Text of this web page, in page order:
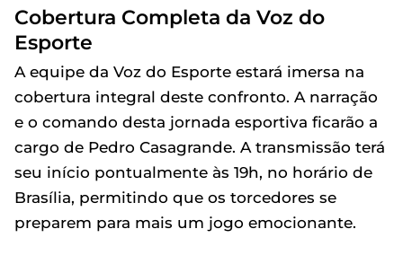
Cobertura Completa da Voz do
Esporte
A equipe da Voz do Esporte estará imersa na
cobertura integral deste confronto. A narração
e o comando desta jornada esportiva ficarão a
cargo de Pedro Casagrande. A transmissão terá
seu início pontualmente às 19h, no horário de
Brasília, permitindo que os torcedores se
preparem para mais um jogo emocionante.